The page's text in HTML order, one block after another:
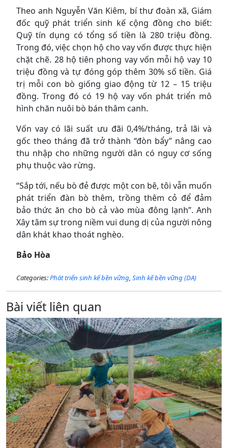
Theo anh Nguyễn Văn Kiêm, bí thư đoàn xã, Giám
đốc quỹ phát triển sinh kế cộng đồng cho biết:
Quỹ tín dụng có tổng số tiền là 280 triệu đồng.
Trong đó, việc chọn hộ cho vay vốn được thực hiện
chặt chẽ. 28 hộ tiên phong vay vốn mỗi hộ vay 10
triệu đồng và tự đóng góp thêm 30% số tiền. Giá
trị mỗi con bò giống giao động từ 12 – 15 triệu
đồng. Trong đó có 19 hộ vay vốn phát triển mô
hình chăn nuôi bò bán thâm canh.
Vốn vay có lãi suất ưu đãi 0,4%/tháng, trả lãi và
gốc theo tháng đã trở thành “đòn bẩy” nâng cao
thu nhập cho những người dân có nguy cơ sống
phụ thuộc vào rừng.
“Sắp tới, nếu bò đẻ được một con bê, tôi vẫn muốn
phát triển đàn bò thêm, trồng thêm cỏ để đảm
bảo thức ăn cho bò cả vào mùa đông lạnh”. Anh
Xây tâm sự trong niềm vui dung dị của người nông
dân khát khao thoát nghèo.
Bảo Hòa
Categories:Phát triển sinh kế bền vững, Sinh kế bền vững (DA)
Bài viết liên quan